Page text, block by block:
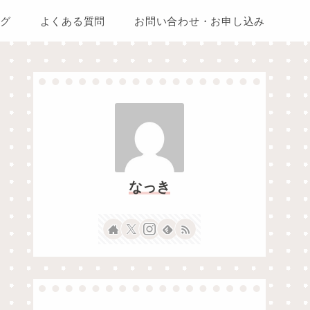
よくある質問 お問い合わせ・お申し込み
なっき